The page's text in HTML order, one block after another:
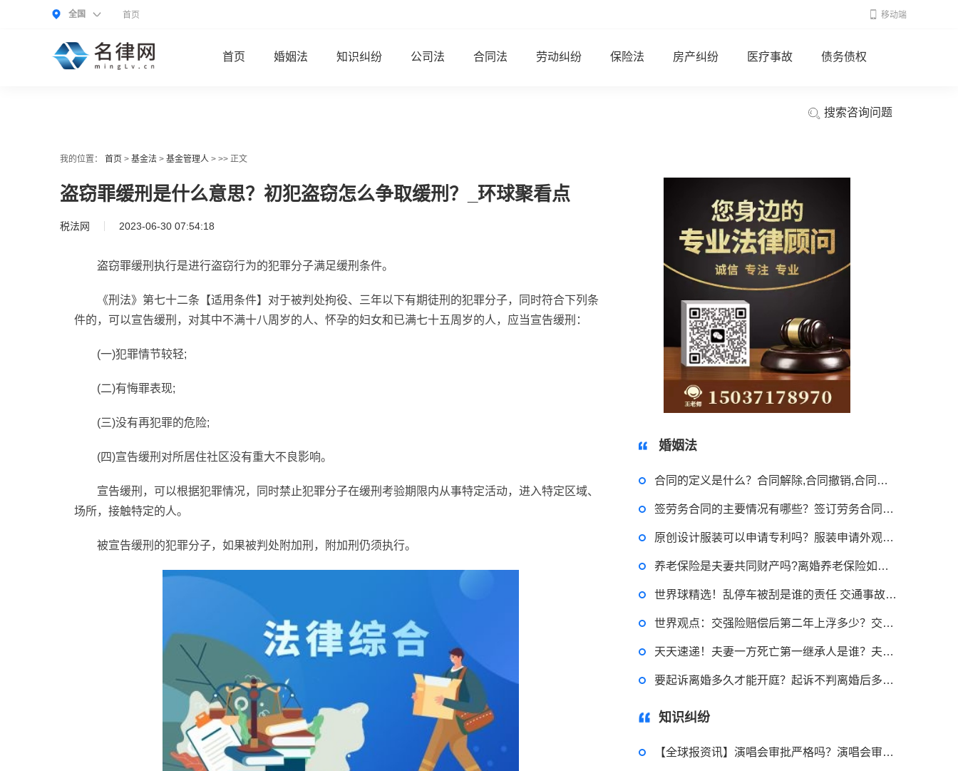
全国 首页 移动端
首页 婚姻法 知识纠纷 公司法 合同法 劳动纠纷 保险法 房产纠纷 医疗事故 债务债权
搜索咨询问题
我的位置： 首页 > 基金法 > 基金管理人 > >> 正文
盗窃罪缓刑是什么意思？初犯盗窃怎么争取缓刑？_环球聚看点
税法网 2023-06-30 07:54:18
盗窃罪缓刑执行是进行盗窃行为的犯罪分子满足缓刑条件。
《刑法》第七十二条【适用条件】对于被判处拘役、三年以下有期徒刑的犯罪分子，同时符合下列条
件的，可以宣告缓刑，对其中不满十八周岁的人、怀孕的妇女和已满七十五周岁的人，应当宣告缓刑：
(一)犯罪情节较轻;
(二)有悔罪表现;
(三)没有再犯罪的危险;
(四)宣告缓刑对所居住社区没有重大不良影响。
宣告缓刑，可以根据犯罪情况，同时禁止犯罪分子在缓刑考验期限内从事特定活动，进入特定区域、
场所，接触特定的人。
被宣告缓刑的犯罪分子，如果被判处附加刑，附加刑仍须执行。
婚姻法
合同的定义是什么？合同解除,合同撤销,合同无效的区别有哪些？
签劳务合同的主要情况有哪些？签订劳务合同需要注意的事项|环球讯息
原创设计服装可以申请专利吗？服装申请外观专利有用吗？_今日快看
养老保险是夫妻共同财产吗?离婚养老保险如何分割?
世界球精选！乱停车被刮是谁的责任 交通事故理赔需要哪些材料？
世界观点：交强险赔偿后第二年上浮多少？交强险保险公司赔付后能否追偿？
天天速递！夫妻一方死亡第一继承人是谁？夫妻有一人死亡婚姻关系不再存在吗？
要起诉离婚多久才能开庭？起诉不判离婚后多久可以再起诉？ 环球速看
知识纠纷
【全球报资讯】演唱会审批严格吗？演唱会审批大概要多久？
2023-03-29 16:54:32
律师回答区
律师回答区